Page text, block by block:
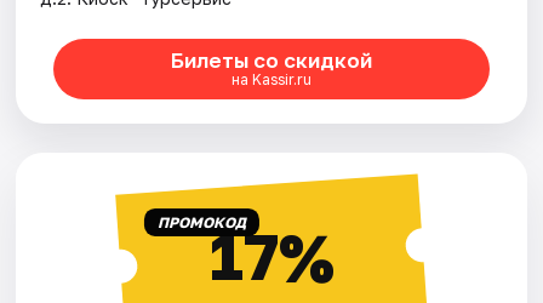
Билеты со скидкой
на Kassir.ru
ПРОМОКОД17%